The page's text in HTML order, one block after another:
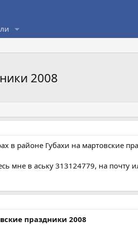
2008
в районе Губахи на мартовские
мне в аську 313124779, на
праздники 2008